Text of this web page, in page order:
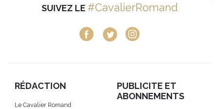
SUIVEZ LE #CavalierRomand
RÉDACTION
Le Cavalier Romand
PUBLICITE ET
ABONNEMENTS